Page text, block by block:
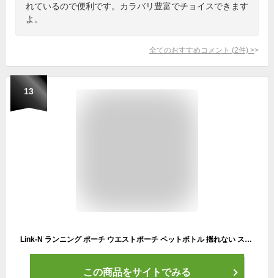
れているので便利です。カラバリ豊富でチョイスできます
よ。
全てのおすすめコメント (2件) >
13
Link-N ランニング ポーチ ウエストポーチ ペットボトル 揺れない スマホ 【特許庁実用新案登録済】 (グレー(Gray))
この商品をサイトでみる